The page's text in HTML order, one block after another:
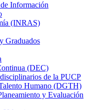
Información
(INRAS)
Graduados
(DEC)
de la PUCP
Humano (DGTH)
y Evaluación